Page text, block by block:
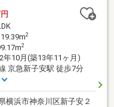
クする不動産ネットワ
2
2
年10月(築13年11ヶ月)
京急新子安駅 徒歩7分
横浜市神奈川区新子安２